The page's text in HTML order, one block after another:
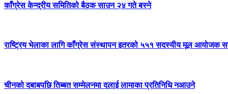
काँग्रेस केन्द्रीय समितिको बैठक साउन २४ गते बस्ने
राष्ट्रिय भेलाका लागि काँग्रेस संस्थापन इतरको ५५१ सदस्यीय मूल आयोजक
चीनको दबाबपछि तिब्बत सम्मेलनमा दलाई लामाका प्रतिनिधि नआउने